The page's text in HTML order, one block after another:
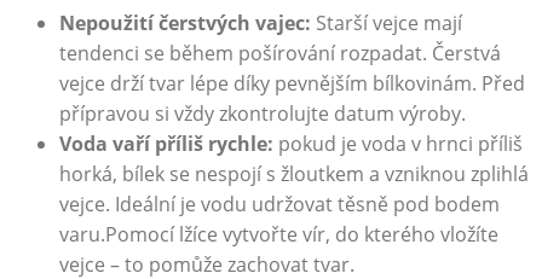
Nepoužití čerstvých vajec: Starší vejce mají
tendenci se během pošírování rozpadat. Čerstvá
vejce drží tvar lépe díky pevnějším bílkovinám. Před
přípravou si vždy zkontrolujte datum výroby.
Voda vaří příliš rychle: pokud je voda v hrnci příliš
horká, bílek se nespojí s žloutkem a vzniknou zplihlá
vejce. Ideální je vodu udržovat těsně pod bodem
varu.Pomocí lžíce vytvořte vír, do kterého vložíte
vejce – to pomůže zachovat tvar.